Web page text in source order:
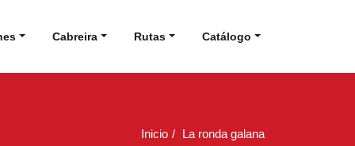
Cabreira Rutas Catálogo
Inicio La ronda galana